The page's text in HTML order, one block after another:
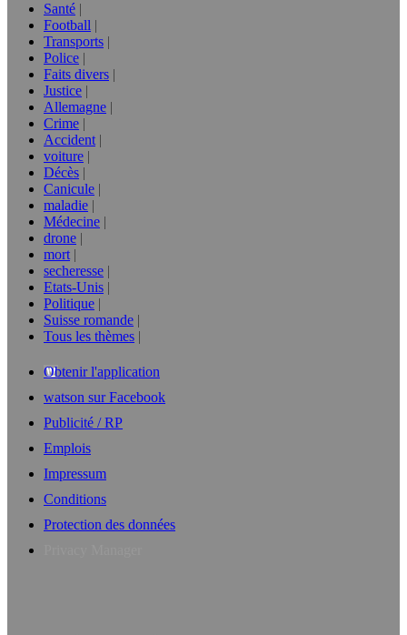
Santé
Football
Transports
Police
Faits divers
Justice
Allemagne
Crime
Accident
voiture
Décès
Canicule
maladie
Médecine
drone
mort
secheresse
Etats-Unis
Politique
Suisse romande
Tous les thèmes
Obtenir l'application
watson sur Facebook
Publicité / RP
Emplois
Impressum
Conditions
Protection des données